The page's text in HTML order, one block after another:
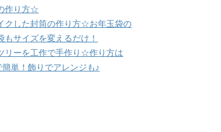
作り方☆
クした封筒の作り方☆お年玉袋の
もサイズを変えるだけ！
リーを工作で手作り☆作り方は
単！飾りでアレンジも♪